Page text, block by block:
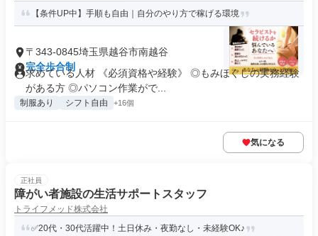
【条件UP中】手順も自由｜自分のやり方で稼げる環境
〒343-0845埼玉県越谷市南越谷
完全歩合制
求めている人材 《必須資格や経験》 ◎もみほぐしの実務経験
がある方 ◎パソコン作業がで...
制服あり シフト自由 +16個
気になる
正社員
障がい者施設の生活サポートスタッフ
トライフメッド株式会社
✅20代・30代活躍中！土日休み・夜勤なし・未経験OK♪